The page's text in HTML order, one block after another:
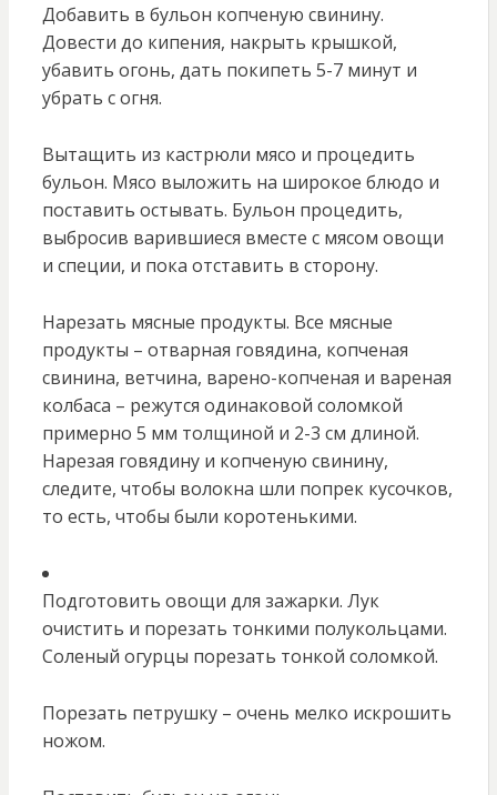
Добавить в бульон копченую свинину.
Довести до кипения, накрыть крышкой,
убавить огонь, дать покипеть 5-7 минут и
убрать с огня.
Вытащить из кастрюли мясо и процедить
бульон. Мясо выложить на широкое блюдо и
поставить остывать. Бульон процедить,
выбросив варившиеся вместе с мясом овощи
и специи, и пока отставить в сторону.
Нарезать мясные продукты. Все мясные
продукты – отварная говядина, копченая
свинина, ветчина, варено-копченая и вареная
колбаса – режутся одинаковой соломкой
примерно 5 мм толщиной и 2-3 см длиной.
Нарезая говядину и копченую свинину,
следите, чтобы волокна шли попрек кусочков,
то есть, чтобы были коротенькими.
Подготовить овощи для зажарки. Лук
очистить и порезать тонкими полукольцами.
Соленый огурцы порезать тонкой соломкой.
Порезать петрушку – очень мелко искрошить
ножом.